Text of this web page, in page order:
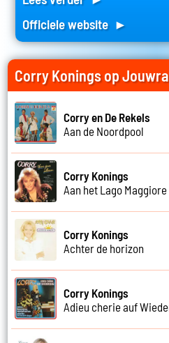
Officiele website ►
Corry Konings op
Corry en De Rekels
Aan de Noordpool
Corry Konings
Aan het Lago Maggiore
Corry Konings
Achter de horizon
Corry Konings
Adieu cherie auf